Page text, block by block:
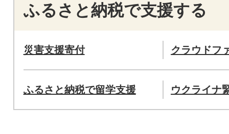
ふるさと納税で支援する
災害支援寄付 クラウドフ
ふるさと納税で留学支援 ウクライナ